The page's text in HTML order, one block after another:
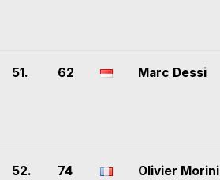
51. 62 Marc Dessi
52. 74 Olivier Morini